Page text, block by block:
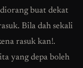
buat dekat
Bila dah sekali
rasuk kan!.
yang depa boleh